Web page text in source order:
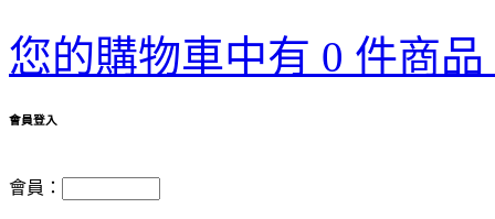
您的購物車中有 0 件商
會員登入
會員：